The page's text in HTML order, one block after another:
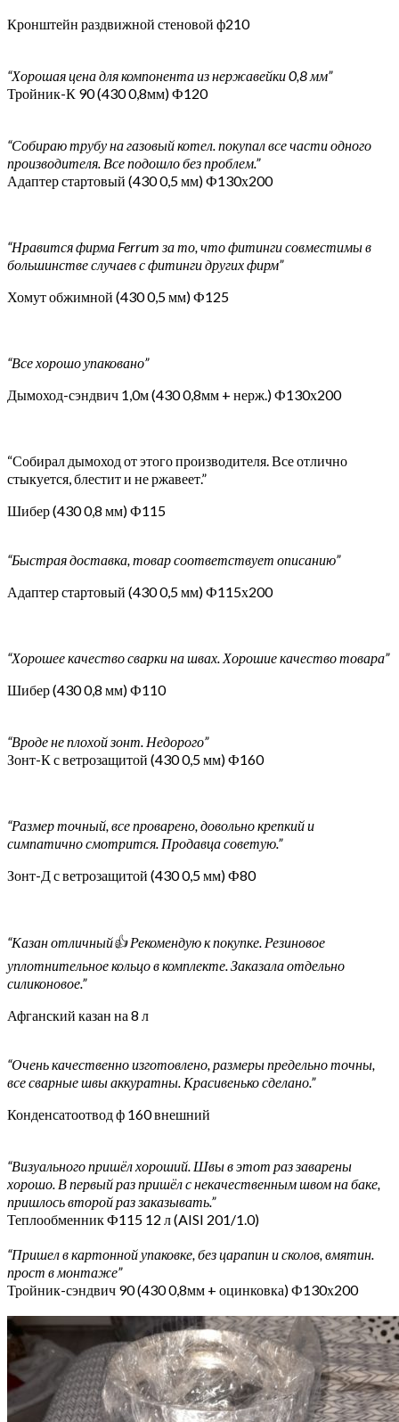
Кронштейн раздвижной стеновой ф210
“Хорошая цена для компонента из нержавейки 0,8 мм”
Тройник-К 90 (430 0,8мм) Ф120
“Собираю трубу на газовый котел. покупал все части одного
производителя. Все подошло без проблем.”
Адаптер стартовый (430 0,5 мм) Ф130х200
“Нравится фирма Ferrum за то, что фитинги совместимы в
большинстве случаев с фитинги других фирм”
Хомут обжимной (430 0,5 мм) Ф125
“Все хорошо упаковано”
Дымоход-сэндвич 1,0м (430 0,8мм + нерж.) Ф130х200
“Собирал дымоход от этого производителя. Все отлично
стыкуется, блестит и не ржавеет.”
Шибер (430 0,8 мм) Ф115
“Быстрая доставка, товар соответствует описанию”
Адаптер стартовый (430 0,5 мм) Ф115х200
“Хорошее качество сварки на швах. Хорошие качество товара”
Шибер (430 0,8 мм) Ф110
“Вроде не плохой зонт. Недорого”
Зонт-К с ветрозащитой (430 0,5 мм) Ф160
“Размер точный, все проварено, довольно крепкий и
симпатично смотрится. Продавца советую.”
Зонт-Д с ветрозащитой (430 0,5 мм) Ф80
“Казан отличный👍 Рекомендую к покупке. Резиновое
уплотнительное кольцо в комплекте. Заказала отдельно
силиконовое.”
Афганский казан на 8 л
“Очень качественно изготовлено, размеры предельно точны,
все сварные швы аккуратны. Красивенько сделано.”
Конденсатоотвод ф 160 внешний
“Визуального пришёл хороший. Швы в этот раз заварены
хорошо. В первый раз пришёл с некачественным швом на баке,
пришлось второй раз заказывать.”
Теплообменник Ф115 12 л (AISI 201/1.0)
“Пришел в картонной упаковке, без царапин и сколов, вмятин.
прост в монтаже”
Тройник-сэндвич 90 (430 0,8мм + оцинковка) Ф130х200